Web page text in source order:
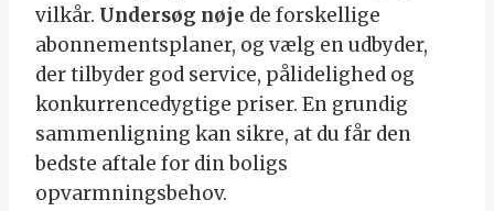
vilkår. Undersøg nøje de forskellige
abonnementsplaner, og vælg en udbyder,
der tilbyder god service, pålidelighed og
konkurrencedygtige priser. En grundig
sammenligning kan sikre, at du får den
bedste aftale for din boligs
opvarmningsbehov.